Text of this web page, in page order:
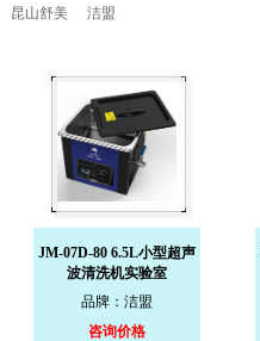
昆山舒美 洁盟
JM-07D-80 6.5L小型超声
波清洗机实验室
品牌：洁盟
咨询价格